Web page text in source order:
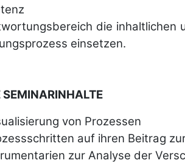
die inhalt­lichen
einsetzen.
von Prozessen
auf ihren Beitrag
zur Analyse der